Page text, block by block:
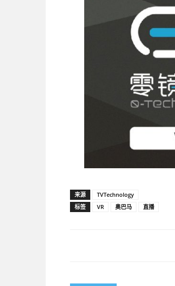
来源
TVTechnology
标签
VR 奥巴马 直播